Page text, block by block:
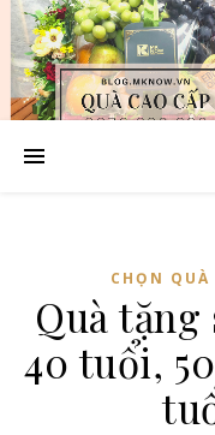
CHỌN
Quà tặng
40 tuổi,